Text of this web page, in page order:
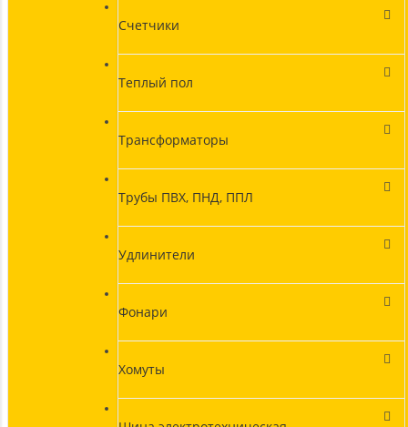
Счетчики
Теплый пол
Трансформаторы
Трубы ПВХ, ПНД, ППЛ
Удлинители
Фонари
Хомуты